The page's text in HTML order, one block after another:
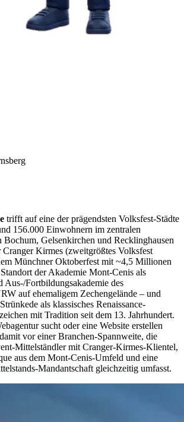
trifft auf eine der prägendsten Volksfest-Städte
156.000 Einwohnern im zentralen
Bochum, Gelsenkirchen und Recklinghausen
Kirmes (zweitgrößtes Volksfest
Münchner Oktoberfest mit ~4,5 Millionen
der Akademie Mont-Cenis als
Aus-/Fortbildungsakademie des
auf ehemaligem Zechengelände – und
als klassisches Renaissance-
mit Tradition seit dem 13. Jahrhundert.
sucht oder eine Website erstellen
vor einer Branchen-Spannweite, die
Mittelständler mit Cranger-Kirmes-Klientel,
aus dem Mont-Cenis-Umfeld und eine
Mandantschaft gleichzeitig umfasst.